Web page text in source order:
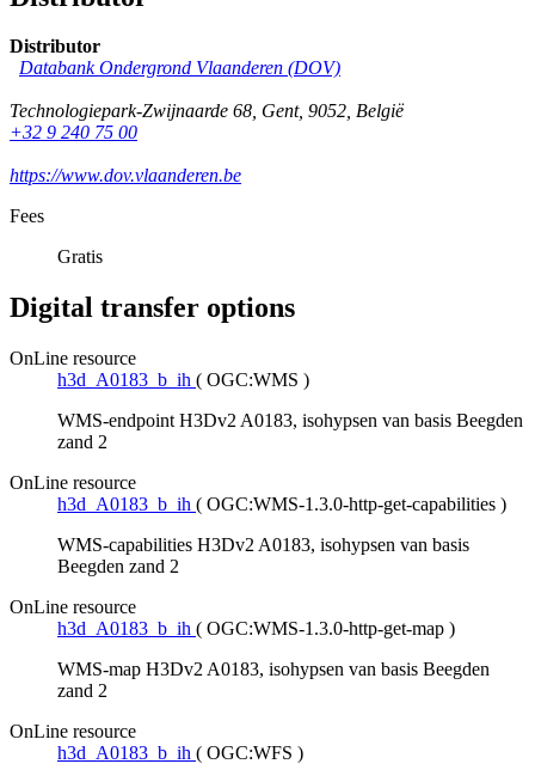
Distributor
Databank Ondergrond Vlaanderen (DOV)
Technologiepark-Zwijnaarde 68, Gent, 9052, België
+32 9 240 75 00
https://www.dov.vlaanderen.be
Fees
Gratis
Digital transfer options
OnLine resource
h3d_A0183_b_ih ( OGC:WMS )
WMS-endpoint H3Dv2 A0183, isohypsen van basis Beegden
zand 2
OnLine resource
h3d_A0183_b_ih ( OGC:WMS-1.3.0-http-get-capabilities )
WMS-capabilities H3Dv2 A0183, isohypsen van basis
Beegden zand 2
OnLine resource
h3d_A0183_b_ih ( OGC:WMS-1.3.0-http-get-map )
WMS-map H3Dv2 A0183, isohypsen van basis Beegden
zand 2
OnLine resource
h3d_A0183_b_ih ( OGC:WFS )